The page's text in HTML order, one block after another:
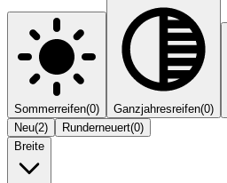
Sommerreifen(0) Ganzjahresreifen(0)
Neu(2) Runderneuert(0)
Breite